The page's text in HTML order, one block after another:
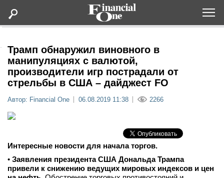
Статьи
Дайджесты
Мероприятия
Трамп обнаружил виновного в
манипуляциях с валютой,
производители игр пострадали от
стрельбы в США – дайджест FO
Автор: Financial One 06.08.2019 11:38 2266
Интересные новости для начала торгов.
• Заявления президента США Дональда Трампа
привели к снижению ведущих мировых индексов и цен